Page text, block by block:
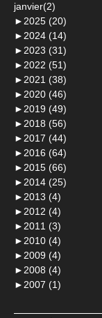
janvier(2)
► 2025 (20)
► 2024 (14)
► 2023 (31)
► 2022 (51)
► 2021 (38)
► 2020 (46)
► 2019 (49)
► 2018 (56)
► 2017 (44)
► 2016 (64)
► 2015 (66)
► 2014 (25)
► 2013 (4)
► 2012 (4)
► 2011 (3)
► 2010 (4)
► 2009 (4)
► 2008 (4)
► 2007 (1)